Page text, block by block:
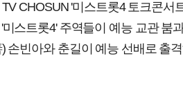
TV CHOSUN '미스트롯4 토크콘
'미스트롯4' 주역들이 예능 교관 붐
손빈아와 춘길이 예능 선배로 출